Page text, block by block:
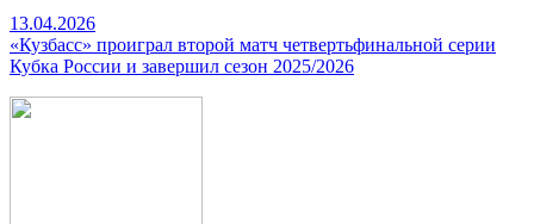
13.04.2026
«Кузбасс» проиграл второй матч четвертьфинальной серии
Кубка России и завершил сезон 2025/2026